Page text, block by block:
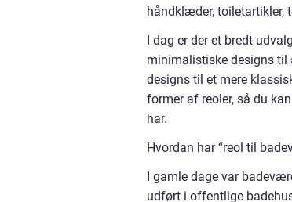
håndklæder, toiletartikler,
I dag er der et bredt
minimalistiske designs til
designs til et mere
former af reoler, så du
har.
Hvordan har “reol til
I gamle dage var
udført i offentlige